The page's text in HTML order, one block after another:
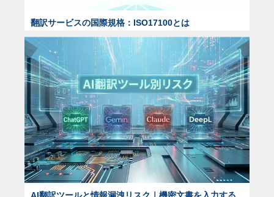
翻訳サービスの国際規格：ISO17100とは